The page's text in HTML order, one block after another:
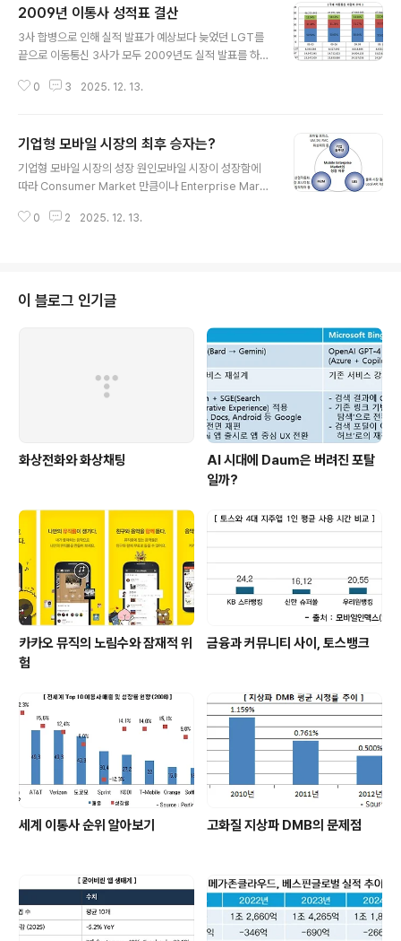
2009년 이통사 성적표 결산
3사 합병으로 인해 실적 발표가 예상보다 늦었던 LGT를
끝으로 이동통신 3사가 모두 2009년도 실적 발표를 하였
원, 당기순이익 1조 2883 억원을 달성하였다. KT는 연간
를 달성했다. 명퇴비용을 포함할 시 연간 누적 영업이익은
9,452억 원이다. LGT의 서비스 매출은 가입자 증가 및
우량 고객 증가에 따라 전년대비 4.2% 증가한 3조5772
각 2.1%, 8.7% 증가한 3869억원, 3081억원을 기록했
0 3 2025. 12. 13.
기업형 모바일 시장의 최후 승자는?
기업형 모바일 시장의 성장 원인모바일 시장이 성장함에
따라 Consumer Market 만큼이나 Enterprise Mark
를 띄는 원인은 크게 유무선 기업 솔루션에 대한 Needs,
sh E-mail 등이 발전하고 있으며, 스마트폰의 사용 증가로
이미 개화기를 맞이하고 있다. M2M(Machine To Mac
hine) 시장 역시 뜨거운 이슈이다. 디바이스와 기계간의 통
신을 시작으로하여 산업 자동화, 실시간 모니터링, 원격제
0 2 2025. 12. 13.
이 블로그 인기글
화상전화와 화상채팅
AI 시대에 Daum은 버려진 포탈
일까?
카카오 뮤직의 노림수와 잠재적 위
험
금융과 커뮤니티 사이, 토스뱅크
세계 이통사 순위 알아보기 고화질 지상파 DMB의 문제점